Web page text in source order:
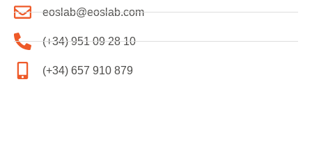
eoslab@eoslab.com
(+34) 951 09 28 10
(+34) 657 910 879